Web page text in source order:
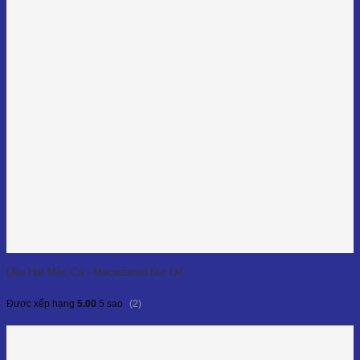
Dầu Hạt Mắc Ca - Macadamia Nut Oil
Được xếp hạng 5.00 5 sao (2)